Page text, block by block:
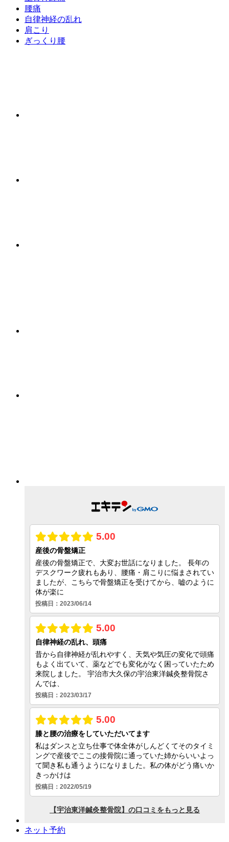
腰痛
自律神経の乱れ
肩こり
ぎっくり腰
ネット予約